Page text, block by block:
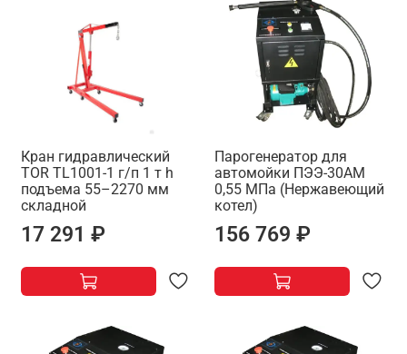
Кран гидравлический
TOR TL1001-1 г/п 1 т h
подъема 55–2270 мм
складной
17 291 ₽
Парогенератор для
автомойки ПЭЭ-30АМ
0,55 МПа (Нержавеющий
котел)
156 769 ₽